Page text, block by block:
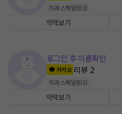
치과 스케일링(3)
약력보기
로그인 후 이름확인
카카오 리뷰 2
치과 스케일링(1)
약력보기